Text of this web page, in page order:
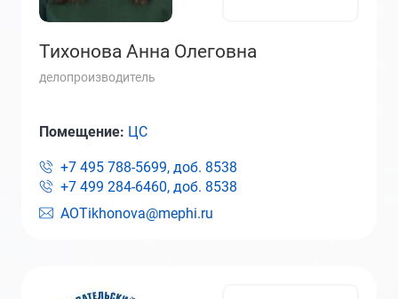
Тихонова Анна Олеговна
делопроизводитель
AOTikhonova@mephi.ru
Помещение: ЦС
+7 495 788-5699, доб. 8538
+7 499 284-6460, доб. 8538